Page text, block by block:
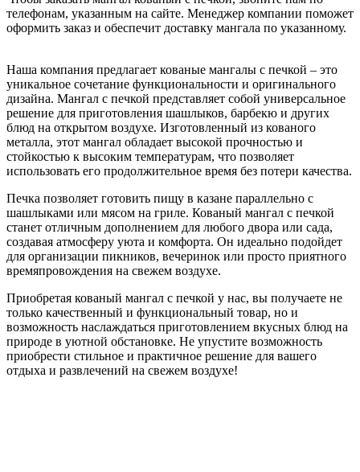
телефонам, указанным на сайте. Менеджер компании поможет
оформить заказ и обеспечит доставку мангала по указанному.
Наша компания предлагает кованые мангалы с печкой – это
уникальное сочетание функциональности и оригинального
дизайна. Мангал с печкой представляет собой универсальное
решение для приготовления шашлыков, барбекю и других
блюд на открытом воздухе. Изготовленный из кованого
металла, этот мангал обладает высокой прочностью и
стойкостью к высоким температурам, что позволяет
использовать его продолжительное время без потери качества.
Печка позволяет готовить пищу в казане параллельно с
шашлыками или мясом на гриле. Кованый мангал с печкой
станет отличным дополнением для любого двора или сада,
создавая атмосферу уюта и комфорта. Он идеально подойдет
для организации пикников, вечеринок или просто приятного
времяпровождения на свежем воздухе.
Приобретая кованый мангал с печкой у нас, вы получаете не
только качественный и функциональный товар, но и
возможность наслаждаться приготовлением вкусных блюд на
природе в уютной обстановке. Не упустите возможность
приобрести стильное и практичное решение для вашего
отдыха и развлечений на свежем воздухе!